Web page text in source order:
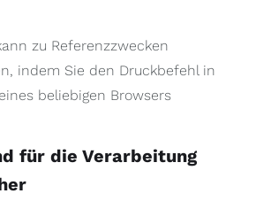
zu Referenzzwecken
indem Sie den Druckbefehl in
beliebigen Browsers
für die Verarbeitung